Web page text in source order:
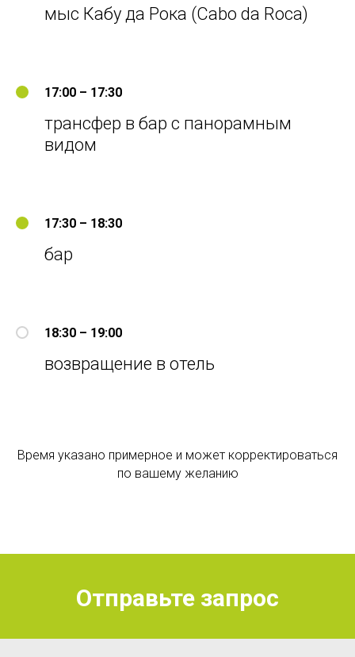
мыс Кабу да Рока (Cabo da Roca)
17:00 – 17:30
трансфер в бар с панорамным
видом
17:30 – 18:30
бар
18:30 – 19:00
возвращение в отель
Время указано примерное и может корректироваться
по вашему желанию
Отправьте запрос